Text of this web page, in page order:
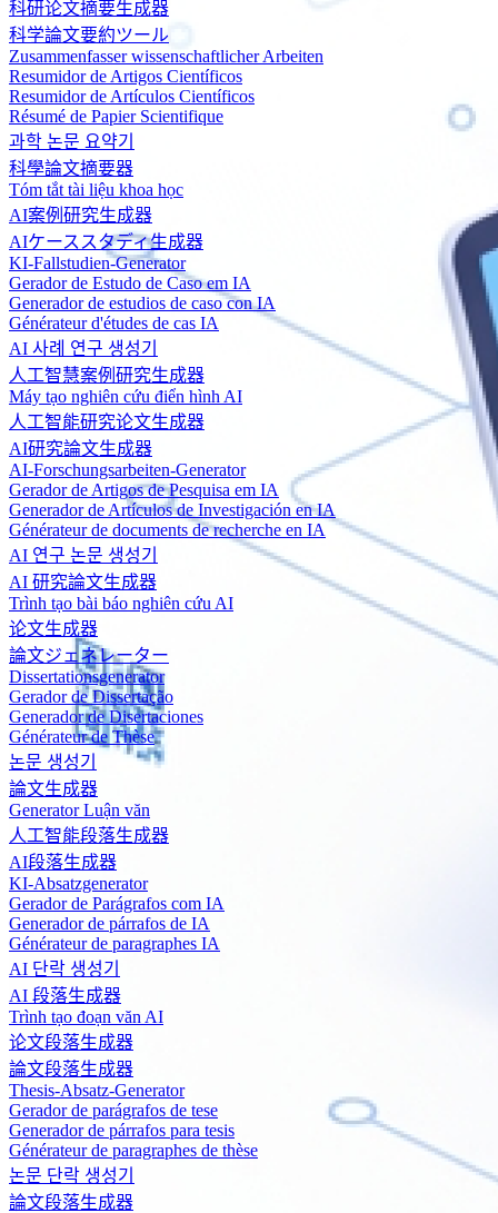
科研论文摘要生成器
科学論文要約ツール
Zusammenfasser wissenschaftlicher Arbeiten
Resumidor de Artigos Científicos
Resumidor de Artículos Científicos
Résumé de Papier Scientifique
과학 논문 요약기
科學論文摘要器
Tóm tắt tài liệu khoa học
AI案例研究生成器
AIケーススタディ生成器
KI-Fallstudien-Generator
Gerador de Estudo de Caso em IA
Generador de estudios de caso con IA
Générateur d'études de cas IA
AI 사례 연구 생성기
人工智慧案例研究生成器
Máy tạo nghiên cứu điển hình AI
人工智能研究论文生成器
AI研究論文生成器
AI-Forschungsarbeiten-Generator
Gerador de Artigos de Pesquisa em IA
Generador de Artículos de Investigación en IA
Générateur de documents de recherche en IA
AI 연구 논문 생성기
AI 研究論文生成器
Trình tạo bài báo nghiên cứu AI
论文生成器
論文ジェネレーター
Dissertationsgenerator
Gerador de Dissertação
Generador de Disertaciones
Générateur de Thèse
논문 생성기
論文生成器
Generator Luận văn
人工智能段落生成器
AI段落生成器
KI-Absatzgenerator
Gerador de Parágrafos com IA
Generador de párrafos de IA
Générateur de paragraphes IA
AI 단락 생성기
AI 段落生成器
Trình tạo đoạn văn AI
论文段落生成器
論文段落生成器
Thesis-Absatz-Generator
Gerador de parágrafos de tese
Generador de párrafos para tesis
Générateur de paragraphes de thèse
논문 단락 생성기
論文段落生成器